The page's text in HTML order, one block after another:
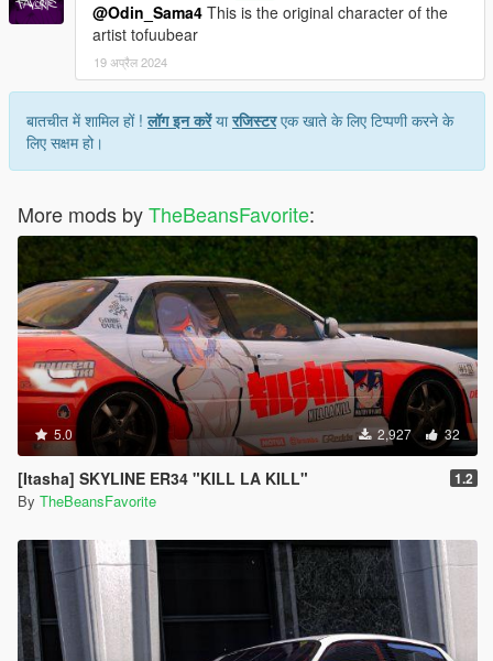
@Odin_Sama4 This is the original character of the
artist tofuubear
19 अप्रैल 2024
बातचीत में शामिल हों !लॉग इन करेंयारजिस्टरएक खाते के लिए टिप्पणी करने के
लिए सक्षम हो।
More mods byTheBeansFavorite:
5.0 2,927 32
[Itasha] SKYLINE ER34 "KILL LA KILL" 1.2
By TheBeansFavorite